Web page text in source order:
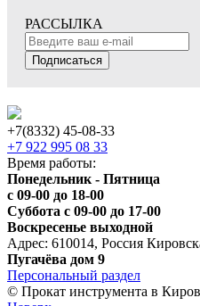
РАССЫЛКА
Подписаться
+7(8332) 45-08-33
+7 922 995 08 33
Время работы:
Понедельник - Пятница
с 09-00 до 18-00
Суббота с 09-00 до 17-00
Воскресенье выходной
Адрес: 610014, Россия
Пугачёва дом 9
Персональный раздел
© Прокат инструмента в